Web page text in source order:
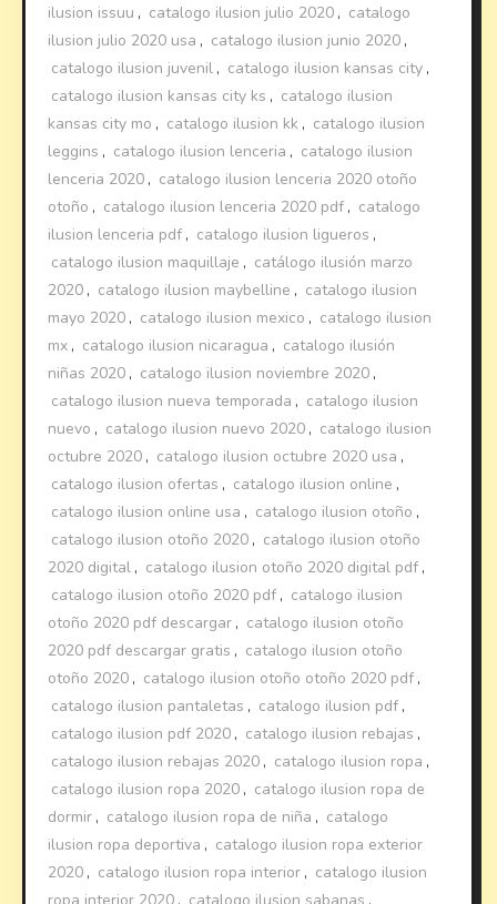
ilusion issuu , catalogo ilusion julio 2020 , catalogo
ilusion julio 2020 usa , catalogo ilusion junio 2020 ,
catalogo ilusion juvenil , catalogo ilusion kansas city ,
catalogo ilusion kansas city ks , catalogo ilusion
kansas city mo , catalogo ilusion kk , catalogo ilusion
leggins , catalogo ilusion lenceria , catalogo ilusion
lenceria 2020 , catalogo ilusion lenceria 2020 otoño
otoño , catalogo ilusion lenceria 2020 pdf , catalogo
ilusion lenceria pdf , catalogo ilusion ligueros ,
catalogo ilusion maquillaje , catálogo ilusión marzo
2020 , catalogo ilusion maybelline , catalogo ilusion
mayo 2020 , catalogo ilusion mexico , catalogo ilusion
mx , catalogo ilusion nicaragua , catalogo ilusión
niñas 2020 , catalogo ilusion noviembre 2020 ,
catalogo ilusion nueva temporada , catalogo ilusion
nuevo , catalogo ilusion nuevo 2020 , catalogo ilusion
octubre 2020 , catalogo ilusion octubre 2020 usa ,
catalogo ilusion ofertas , catalogo ilusion online ,
catalogo ilusion online usa , catalogo ilusion otoño ,
catalogo ilusion otoño 2020 , catalogo ilusion otoño
2020 digital , catalogo ilusion otoño 2020 digital pdf ,
catalogo ilusion otoño 2020 pdf , catalogo ilusion
otoño 2020 pdf descargar , catalogo ilusion otoño
2020 pdf descargar gratis , catalogo ilusion otoño
otoño 2020 , catalogo ilusion otoño otoño 2020 pdf ,
catalogo ilusion pantaletas , catalogo ilusion pdf ,
catalogo ilusion pdf 2020 , catalogo ilusion rebajas ,
catalogo ilusion rebajas 2020 , catalogo ilusion ropa ,
catalogo ilusion ropa 2020 , catalogo ilusion ropa de
dormir , catalogo ilusion ropa de niña , catalogo
ilusion ropa deportiva , catalogo ilusion ropa exterior
2020 , catalogo ilusion ropa interior , catalogo ilusion
ropa interior 2020 , catalogo ilusion sabanas ,